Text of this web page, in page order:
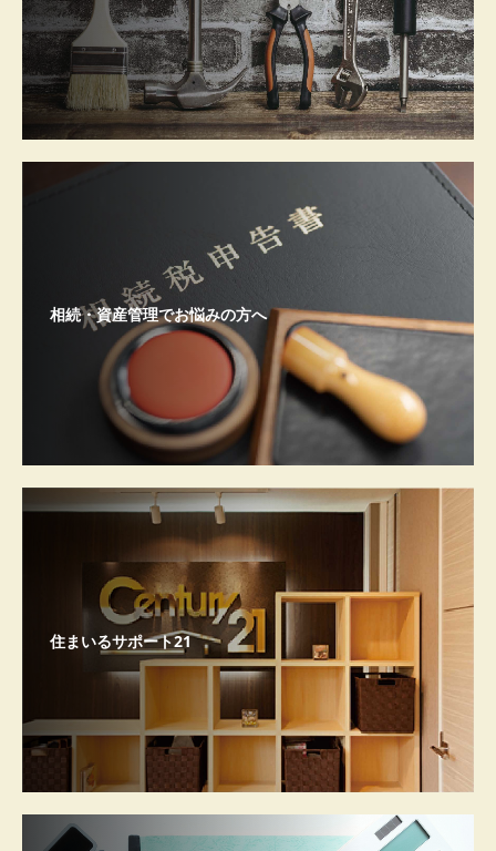
相続・資産管理でお悩みの方へ
住まいるサポート21